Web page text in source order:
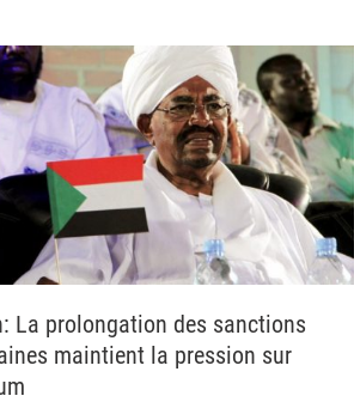
La prolongation des sanctions
maintient la pression sur